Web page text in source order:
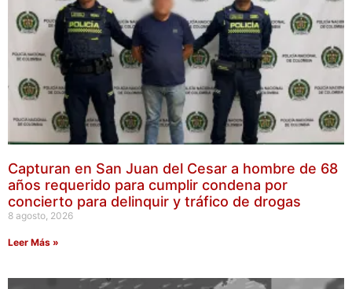
Capturan en San Juan del Cesar a hombre de 68
años requerido para cumplir condena por
concierto para delinquir y tráfico de drogas
8 agosto, 2026
Leer Más »